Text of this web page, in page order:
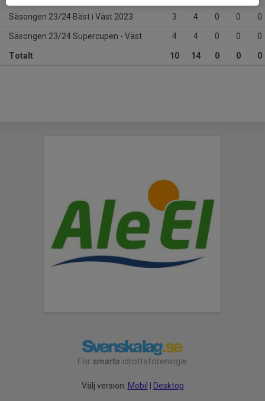
Säsongen 23/24 Bäst i Väst 2023 3 4 0 0 0
Säsongen 23/24 Supercupen - Väst 4 4 0 0 0
Totalt 10 14 0 0 0
För smarta idrottsföreningar
Välj version: Mobil Desktop